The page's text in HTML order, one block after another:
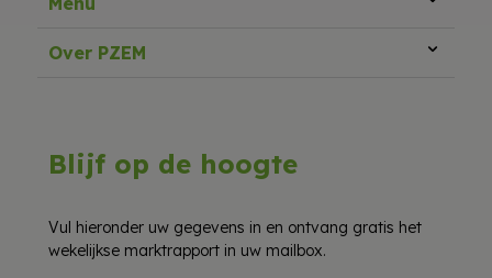
Over PZEM
Blijf op de hoogte
Vul hieronder uw gegevens in en ontvang gratis het
wekelijkse marktrapport in uw mailbox.